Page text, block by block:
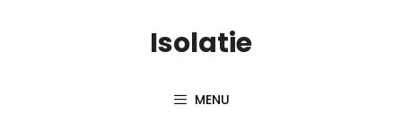
Isolatie
MENU